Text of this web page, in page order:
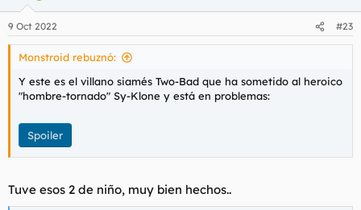
e
s
9 Oct 2022 #23
Monstroid rebuznó:
Y este es el villano siamés Two-Bad que ha sometido al heroico
"hombre-tornado" Sy-Klone y está en problemas:
Spoiler
Tuve esos 2 de niño, muy bien hechos..